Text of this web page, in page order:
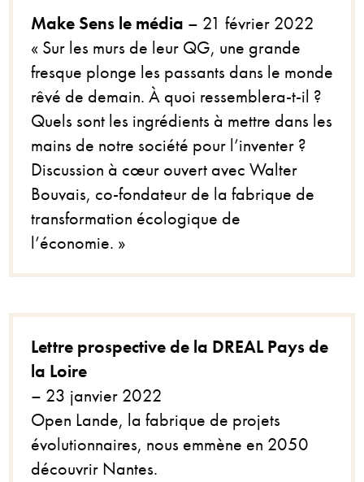
Make Sens le média – 21 février 2022
« Sur les murs de leur QG, une grande
fresque plonge les passants dans le monde
rêvé de demain. À quoi ressemblera-t-il ?
Quels sont les ingrédients à mettre dans les
mains de notre société pour l’inventer ?
Discussion à cœur ouvert avec Walter
Bouvais, co-fondateur de la fabrique de
transformation écologique de
l’économie. »
Lettre prospective de la DREAL Pays de
la Loire
– 23 janvier 2022
Open Lande, la fabrique de projets
évolutionnaires, nous emmène en 2050
découvrir Nantes.